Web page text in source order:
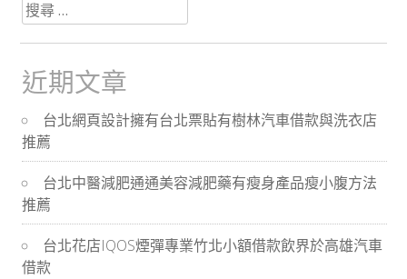
分
頁
導
航
搜
尋
關
於：
近期文章
台北網頁設計擁有台北票貼有樹林汽車借款與洗衣店
推薦
台北中醫減肥通通美容減肥藥有瘦身產品瘦小腹方法
推薦
台北花店IQOS煙彈專業竹北小額借款飲界於高雄汽車
借款